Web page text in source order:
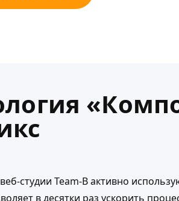
студии Team-B активно
в десятки раз ускорить